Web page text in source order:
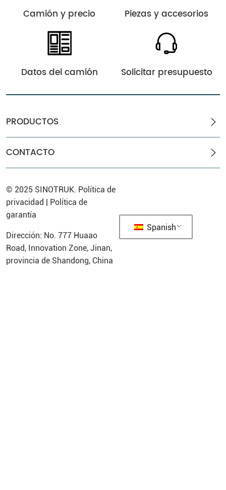
Camión y precio Piezas y accesorios
Datos del camión Solicitar presupuesto
PRODUCTOS
CONTACTO
© 2025 SINOTRUK. Política de
privacidad | Política de
garantía
Dirección: No. 777 Huaao
Road, Innovation Zone, Jinan,
provincia de Shandong, China
Spanish